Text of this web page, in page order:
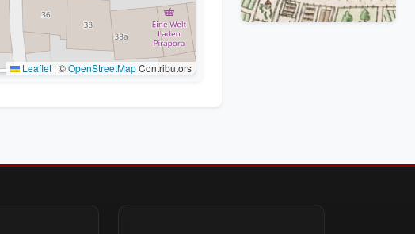
Leaflet | ©OpenStreetMapContributors